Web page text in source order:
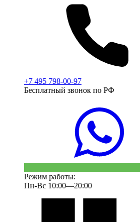
+7 495 798-00-97
Бесплатный звонок по РФ
Режим работы:
Пн-Вс 10:00—20:00